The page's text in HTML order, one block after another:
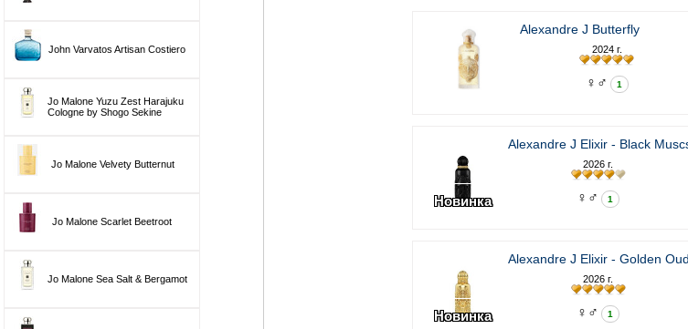
John Varvatos Artisan Costiero
Jo Malone Yuzu Zest Harajuku
Cologne by Shogo Sekine
Jo Malone Velvety Butternut
Jo Malone Scarlet Beetroot
Jo Malone Sea Salt & Bergamot
Alexandre J Butterfly
2024 г.
♀♂ 1
Новинка
Alexandre J Elixir - Black
2026 г.
♀♂ 1
Новинка
Alexandre J Elixir - Golden
2026 г.
♀♂ 1